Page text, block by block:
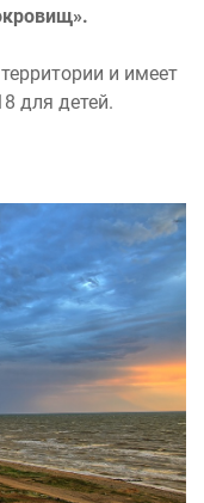
территории и имеет
для детей.